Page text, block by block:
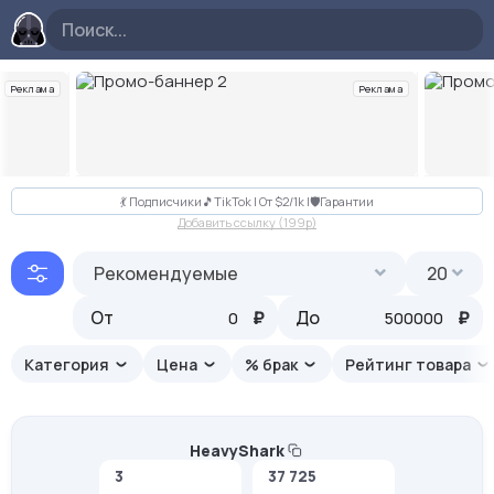
Реклама Реклама
Слайд 2 из 10
💃 Подписчики🎵TikTok | От $2/1k |🛡Гарантии
Добавить ссылку (199p)
Рекомендуемые
От
₽ До ₽
20
Категория Цена % брак Рейтинг товара
HeavyShark
3
37 725